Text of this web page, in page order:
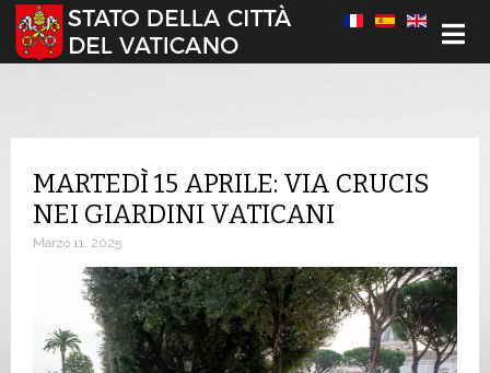
Seleziona la tua lingua
MARTEDÌ 15 APRILE: VIA CRUCIS
NEI GIARDINI VATICANI
Marzo 11, 2025